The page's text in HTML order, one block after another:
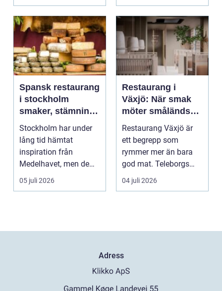
Spansk restaurang
i stockholm
smaker, stämning
och smarta val
Stockholm har under
lång tid hämtat
inspiration från
Medelhavet, men de
senaste åren har
05 juli 2026
Restaurang i
Växjö: När smak
möter småländsk
sjöutsikt
Restaurang Växjö är
ett begrepp som
rymmer mer än bara
god mat. Teleborgs
slott ...
04 juli 2026
Adress